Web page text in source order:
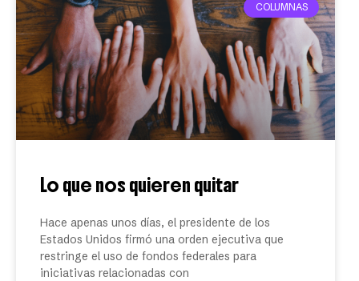
COLUMNAS
Lo que nos quieren quitar
Hace apenas unos días, el presidente de los
Estados Unidos firmó una orden ejecutiva que
restringe el uso de fondos federales para
iniciativas relacionadas con